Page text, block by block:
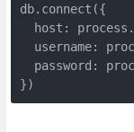
db.connect({
host:
username:
password:
})